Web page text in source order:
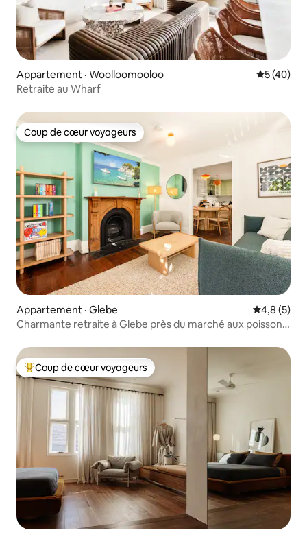
Appartement · Woolloomooloo Note
5 (40)
Retraite au Wharf
Coup de cœur voyageurs
Coup de cœur voyageurs
Appartement · Glebe Note
4,8 (5)
Charmante retraite à Glebe près du marché aux poissons
Coup de cœur voyageurs parmi les plus aimés
Coup de cœur voyageurs